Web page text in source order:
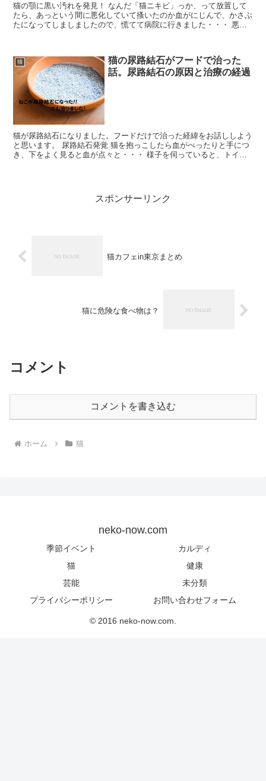
猫の顎に黒い汚れを発見！ なんだ「猫ニキビ」っか、って放置して
たら、あっという間に悪化していて搔いたのか血がにじんで、かさぶ
たになってしましましたので、慌てて病院に行きました・・・ 悪化
猫
猫の尿路結石がフードで治った
話。尿路結石の原因と治療の経過
猫が尿路結石になりました。フードだけで治った経緯をお話ししよう
と思います。 尿路結石発覚 猫を抱っこしたら血がべったりと手につ
き、下をよく見ると血が点々と・・・ 様子を伺っていると、トイレ
スポンサーリンク
猫カフェin東京まとめ
猫に危険な食べ物は？
コメント
コメントを書き込む
ホーム 猫
neko-now.com
季節イベント
カルディ
猫
健康
芸能
未分類
プライバシーポリシー
お問い合わせフォーム
© 2016 neko-now.com.